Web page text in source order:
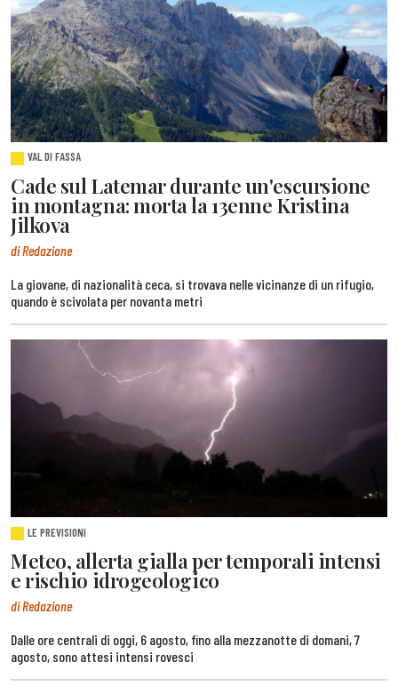
VAL DI FASSA
Cade sul Latemar durante un'escursione
in montagna: morta la 13enne Kristina
Jilkova
di Redazione
La giovane, di nazionalità ceca, si trovava nelle vicinanze di un rifugio,
quando è scivolata per novanta metri
LE PREVISIONI
Meteo, allerta gialla per temporali intensi
e rischio idrogeologico
di Redazione
Dalle ore centrali di oggi, 6 agosto, fino alla mezzanotte di domani, 7
agosto, sono attesi intensi rovesci